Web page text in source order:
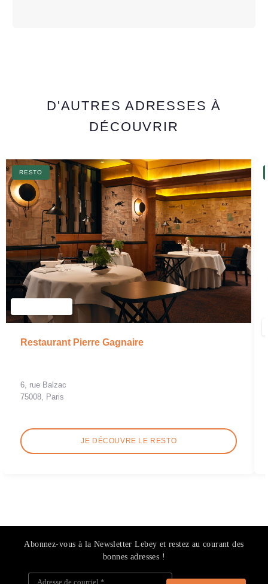
D'AUTRES ADRESSES À
DÉCOUVRIR
RESTO
Restaurant Pierre Gagnaire
6, rue Balzac
75008, Paris
JE DÉCOUVRE LE RESTO
Abonnez-vous à la Newsletter Lebey et restez au courant des
bonnes adresses !
Adresse de courriel